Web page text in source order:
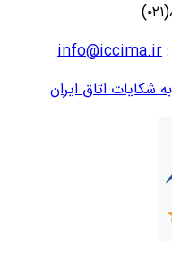
info@iccima.ir
شکایات اتاق ایران